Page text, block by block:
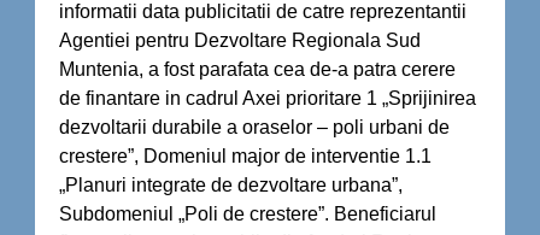
informatii data publicitatii de catre reprezentantii
Agentiei pentru Dezvoltare Regionala Sud
Muntenia, a fost parafata cea de-a patra cerere
de finantare in cadrul Axei prioritare 1 „Sprijinirea
dezvoltarii durabile a oraselor – poli urbani de
crestere”, Domeniul major de interventie 1.1
„Planuri integrate de dezvoltare urbana”,
Subdomeniul „Poli de crestere”. Beneficiarul